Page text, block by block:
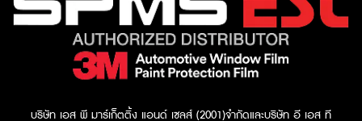
บริษัท เอส พี มาร์เก็ตติ้ง แอนด์ เซลส์ (2001)จำกัดและบริษัท อี เอส ที